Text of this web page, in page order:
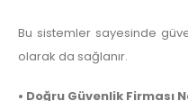
Bu sistemler sayesinde
olarak da sağlanır.
• Doğru Güvenlik Firması